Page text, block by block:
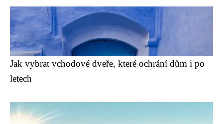
Jak vybrat vchodové dveře, které ochrání dům i po
letech